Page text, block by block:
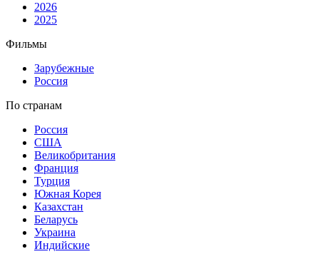
2026
2025
Фильмы
Зарубежные
Россия
По странам
Россия
США
Великобритания
Франция
Турция
Южная Корея
Казахстан
Беларусь
Украина
Индийские